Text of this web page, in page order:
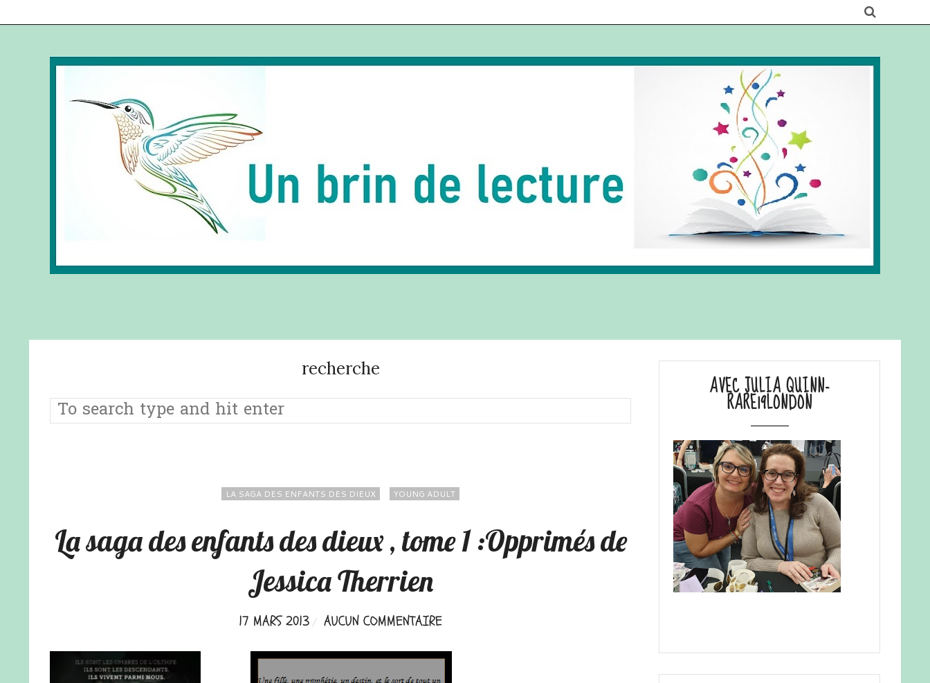
recherche
LA SAGA DES ENFANTS DES DIEUX YOUNG ADULT
La saga des enfants des dieux , tome 1 :Opprimés de
Jessica Therrien
17 MARS 2013 AUCUN COMMENTAIRE
AVEC JULIA QUINN-
RARE19LONDON